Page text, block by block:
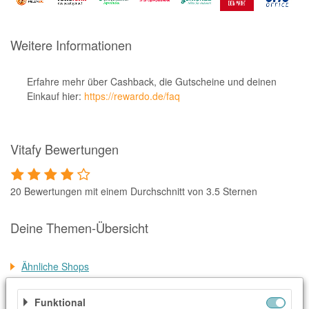
apodiscounter
OTTO Office
Udemy
Pets Deli
SNIPES
Click & Boat
XXXLutz
Weitere Informationen
Erfahre mehr über Cashback, die Gutscheine und deinen
Einkauf hier: https://rewardo.de/faq
Vitafy Bewertungen
20 Bewertungen mit einem Durchschnitt von 3.5 Sternen
Deine Themen-Übersicht
Ähnliche Shops
Weitere Informationen
Funktional